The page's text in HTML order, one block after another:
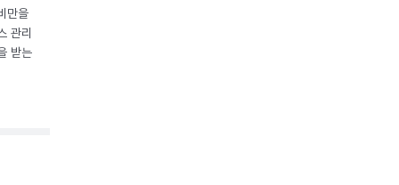
만을
관리
받는